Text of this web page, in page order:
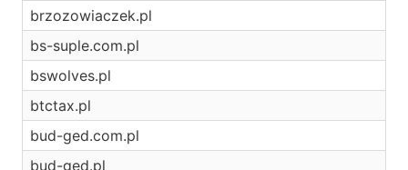
brzozowiaczek.pl
bs-suple.com.pl
bswolves.pl
btctax.pl
bud-ged.com.pl
bud-ged.pl